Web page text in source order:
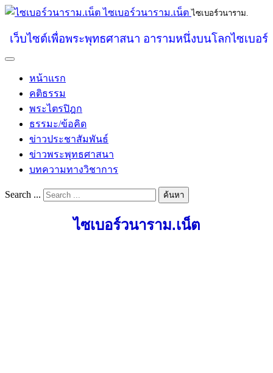
ไซเบอร์วนาราม.เน็ต ไซเบอร์วนาราม.
เว็บไซต์เพื่อพระพุทธศาสนา อารามหนึ่งบนโลกไซเบอร์
หน้าแรก
คติธรรม
พระไตรปิฎก
ธรรมะ/ข้อคิด
ข่าวประชาสัมพันธ์
ข่าวพระพุทธศาสนา
บทความทางวิชาการ
Search ... ค้นหา
ไซเบอร์วนาราม.เน็ต